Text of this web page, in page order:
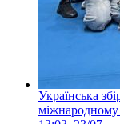
Українська
міжнародному